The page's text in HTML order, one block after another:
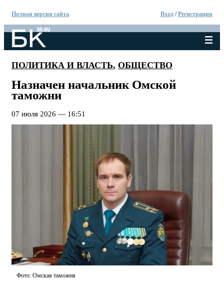
Полная версия сайта Вход /Регистрация
ПОЛИТИКА И ВЛАСТЬ, ОБЩЕСТВО
Назначен начальник Омской
таможни
07 июля 2026 — 16:51
Фото: Омская таможня